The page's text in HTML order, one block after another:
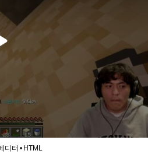
디터 • HTML